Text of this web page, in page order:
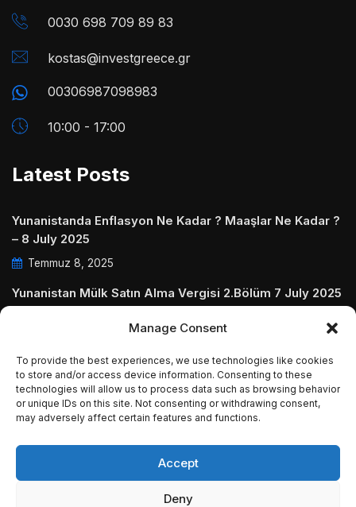
Manage Consent
To provide the best experiences, we use technologies like cookies
to store and/or access device information. Consenting to these
technologies will allow us to process data such as browsing behavior
or unique IDs on this site. Not consenting or withdrawing consent,
may adversely affect certain features and functions.
Accept
Deny
0030 698 709 89 83
kostas@investgreece.gr
00306987098983
10:00 - 17:00
Latest Posts
Yunanistanda Enflasyon Ne Kadar ? Maaşlar Ne Kadar ?
– 8 July 2025
Temmuz 8, 2025
Yunanistan Mülk Satın Alma Vergisi 2.Bölüm 7 July 2025
July 2025
Temmuz 5, 2025
© Copyright 2009 - 2025 InvestGreece. All Rights